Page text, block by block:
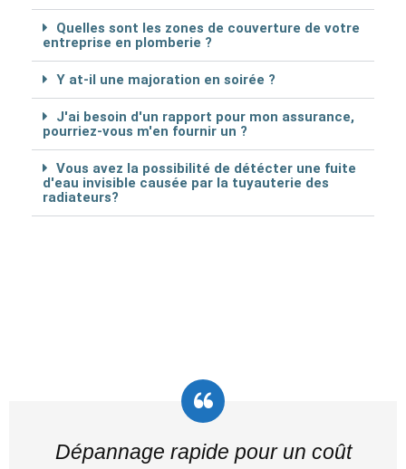
Quelles sont les zones de couverture de votre
entreprise en plomberie ?
Y at-il une majoration en soirée ?
J'ai besoin d'un rapport pour mon assurance,
pourriez-vous m'en fournir un ?
Vous avez la possibilité de détécter une fuite
d'eau invisible causée par la tuyauterie des
radiateurs?
Dépannage rapide pour un coût